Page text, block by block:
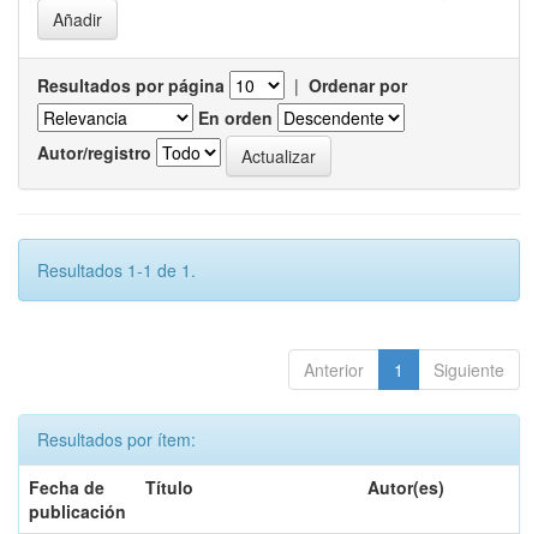
Resultados por página | Ordenar por
En orden
Autor/registro
Resultados 1-1 de 1.
Anterior 1 Siguiente
Resultados por ítem:
Fecha de
publicación
Título Autor(es)